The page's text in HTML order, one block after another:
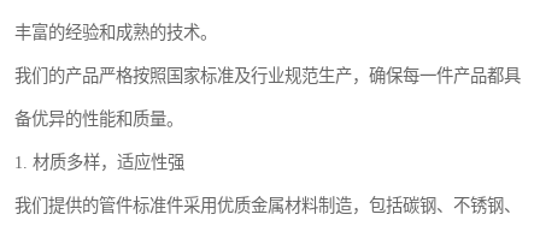
丰富的经验和成熟的技术。
我们的产品严格按照国家标准及行业规范生产，确保每一件产品都具
备优异的性能和质量。
1. 材质多样，适应性强
我们提供的管件标准件采用优质金属材料制造，包括碳钢、不锈钢、